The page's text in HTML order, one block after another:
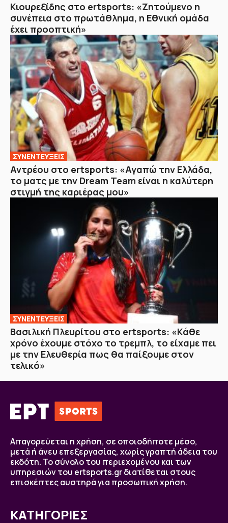
Κιουρεξίδης στο ertsports: «Ζητούμενο η
συνέπεια στο πρωτάθλημα, η Εθνική ομάδα
έχει προοπτική»
ΣΥΝΕΝΤΕΥΞΕΙΣ
Αντρέου στο ertsports: «Αγαπώ την Ελλάδα,
το ματς με την Dream Team είναι η καλύτερη
στιγμή της καριέρας μου»
ΣΥΝΕΝΤΕΥΞΕΙΣ
Βασιλική Πλευρίτου στο ertsports: «Κάθε
χρόνο έχουμε στόχο το τρεμπλ, το είχαμε πει
με την Ελευθερία πως θα παίξουμε στον
τελικό»
Απαγορεύεται η χρήση, σε οποιοδήποτε μέσο,
μετά ή άνευ επεξεργασίας, χωρίς γραπτή άδεια του
εκδότη. Το σύνολο του περιεχομένου και των
υπηρεσιών του ertsports.gr διατίθεται στους
επισκέπτες αυστηρά για προσωπική χρήση.
ΚΑΤΗΓΟΡΙΕΣ